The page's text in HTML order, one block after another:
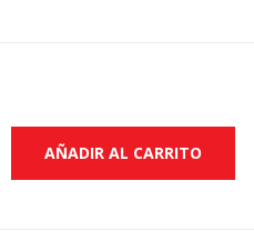
AÑADIR AL CARRITO